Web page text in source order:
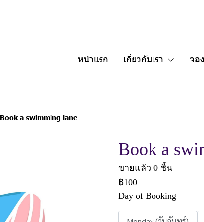
หน้าแรก เกี่ยวกับเรา จอ
Book a swimming lane
Book a
ขายแล้ว 0 ชิ้น
฿100
Day of Booking